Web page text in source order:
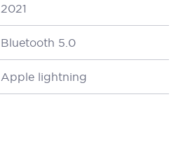
2021
Bluetooth 5.0
Apple lightning